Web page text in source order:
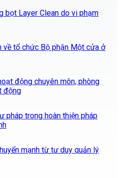
bọt Layer Clean do vi phạm
tổ chức Bộ phận Một cửa ở
động chuyên môn, phòng
động
pháp trong hoàn thiện pháp
mạnh từ tư duy quản lý